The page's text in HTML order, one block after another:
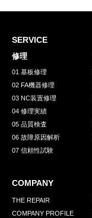
SERVICE
修理
01 基板修理
02 FA機器修理
03 NC装置修理
04 修理実績
05 品質検査
06 故障原因解析
07 信頼性試験
COMPANY
THE REPAIR
COMPANY PROFILE